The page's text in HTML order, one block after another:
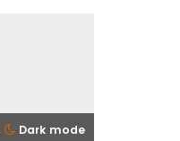
Dark mode